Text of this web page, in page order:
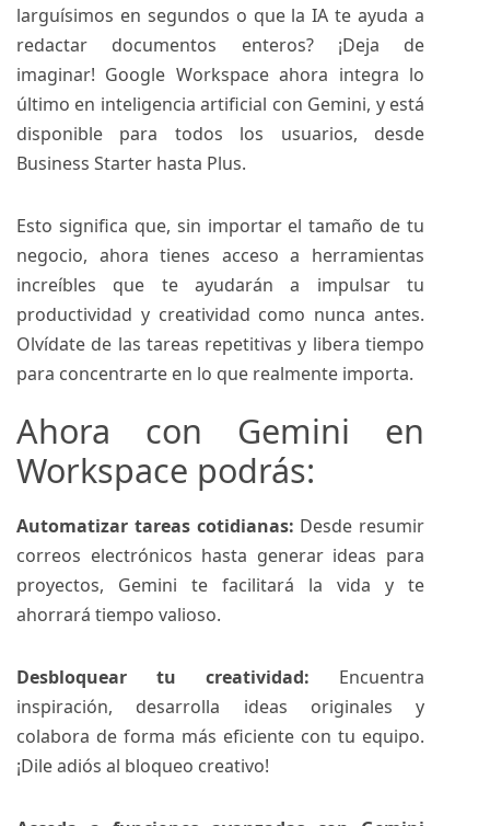
larguísimos en segundos o que la IA te ayuda a
redactar documentos enteros? ¡Deja de
imaginar! Google Workspace ahora integra lo
último en inteligencia artificial con Gemini, y está
disponible para todos los usuarios, desde
Business Starter hasta Plus.
Esto significa que, sin importar el tamaño de tu
negocio, ahora tienes acceso a herramientas
increíbles que te ayudarán a impulsar tu
productividad y creatividad como nunca antes.
Olvídate de las tareas repetitivas y libera tiempo
para concentrarte en lo que realmente importa.
Ahora con Gemini en
Workspace podrás:
Automatizar tareas cotidianas: Desde resumir
correos electrónicos hasta generar ideas para
proyectos, Gemini te facilitará la vida y te
ahorrará tiempo valioso.
Desbloquear tu creatividad: Encuentra
inspiración, desarrolla ideas originales y
colabora de forma más eficiente con tu equipo.
¡Dile adiós al bloqueo creativo!